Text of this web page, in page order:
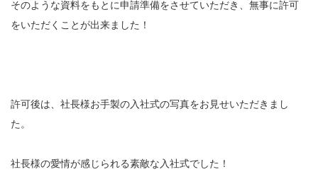
そのような資料をもとに申請準備をさせていただき、無事に許可
をいただくことが出来ました！
許可後は、社長様お手製の入社式の写真をお見せいただきまし
た。
社長様の愛情が感じられる素敵な入社式でした！